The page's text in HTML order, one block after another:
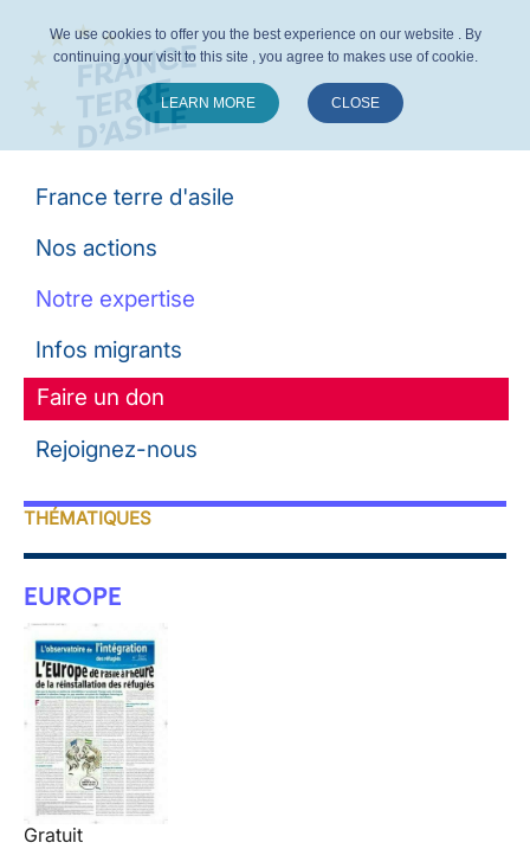
France terre d'asile
Nos actions
Notre expertise
Infos migrants
Faire un don
Rejoignez-nous
THÉMATIQUES
EUROPE
Gratuit
We use cookies to offer you the best experience on our website . By
continuing your visit to this site , you agree to makes use of cookie.
LEARN MORE CLOSE